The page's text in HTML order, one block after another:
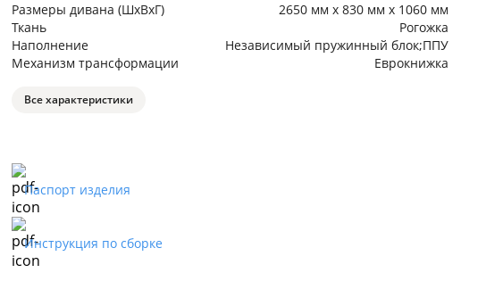
Размеры дивана (ШхВхГ)
2650 мм х 830 мм х 1060 мм
Ткань
Рогожка
Наполнение
Независимый пружинный блок;ППУ
Механизм трансформации
Еврокнижка
Все характеристики
Паспорт изделия
Инструкция по сборке